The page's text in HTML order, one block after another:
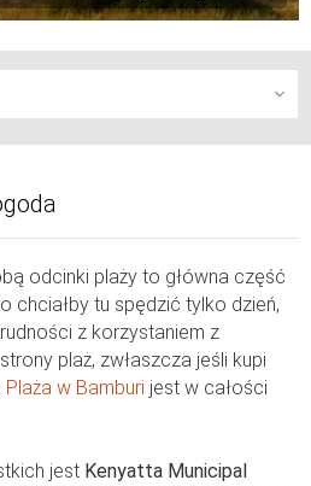
odcinki plaży to główna część
chciałby tu spędzić tylko dzień,
z korzystaniem z
plaż, zwłaszcza jeśli kupi
Plaża w Bamburi jest w całości
jest Kenyatta Municipal